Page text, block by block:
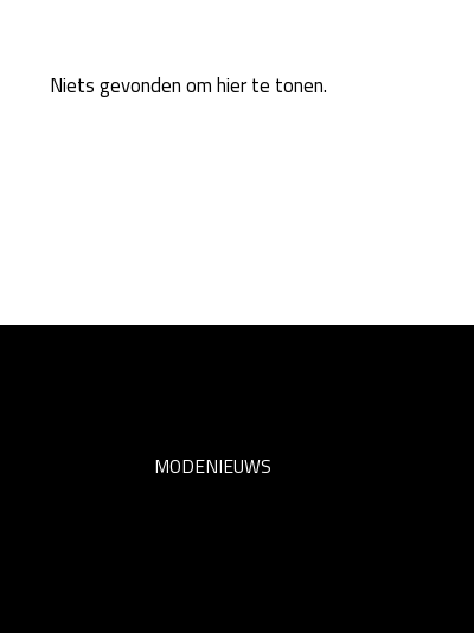
Niets gevonden om hier te tonen.
MODENIEUWS